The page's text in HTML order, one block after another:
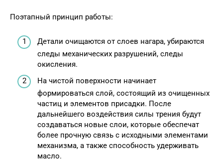
Поэтапный принцип работы:
Детали очищаются от слоев нагара, убираются
следы механических разрушений, следы
окисления.
На чистой поверхности начинает
формироваться слой, состоящий из очищенных
частиц и элементов присадки. После
дальнейшего воздействия силы трения будут
создаваться новые слои, которые обеспечат
более прочную связь с исходными элементами
механизма, а также способность удерживать
масло.